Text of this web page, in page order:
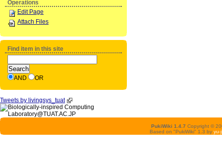
Operations
Edit Page
Attach Files
Find item in this site
AND OR
Tweets by livingsys_tuat
PukiWiki 1.4.7 Copyright ©
Based on "PukiWiki" 1.3 by yu-ji